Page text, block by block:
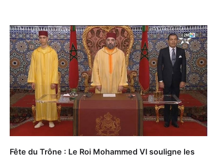
Fête du Trône : Le Roi Mohammed VI souligne les